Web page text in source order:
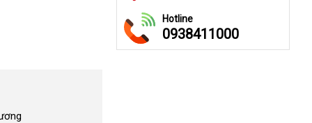
Hotline
0938411000